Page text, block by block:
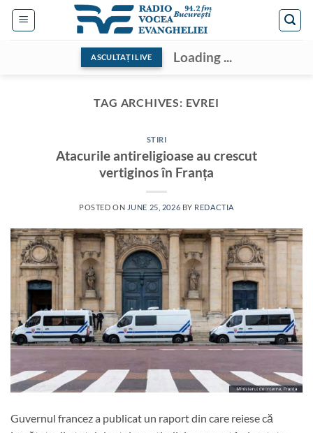
Skip
ASCULTAȚI LIVE Loading ...
TAG ARCHIVES: EVREI
STIRI
Atacurile antireligioase au crescut
vertiginos în Franța
POSTED ON JUNE 25, 2026 BY REDACTIA
Guvernul francez a publicat un raport din care reiese că